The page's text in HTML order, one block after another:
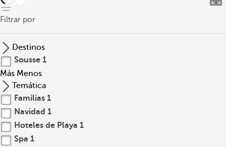
Filtrar por
Destinos
Sousse 1
Más Menos
Temática
Familias 1
Navidad 1
Hoteles de Playa 1
Spa 1